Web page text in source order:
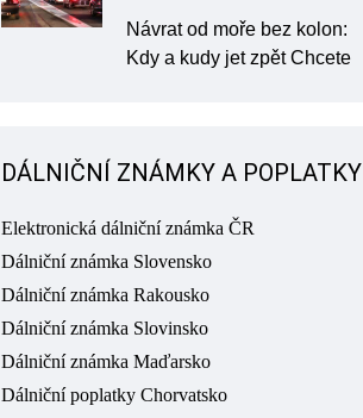
Návrat od moře bez kolon:
Kdy a kudy jet zpět Chcete
DÁLNIČNÍ ZNÁMKY A POPLATKY
Elektronická dálniční známka ČR
Dálniční známka Slovensko
Dálniční známka Rakousko
Dálniční známka Slovinsko
Dálniční známka Maďarsko
Dálniční poplatky Chorvatsko